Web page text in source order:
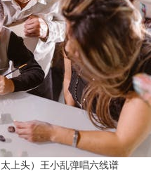
上头）王小乱弹唱六线谱